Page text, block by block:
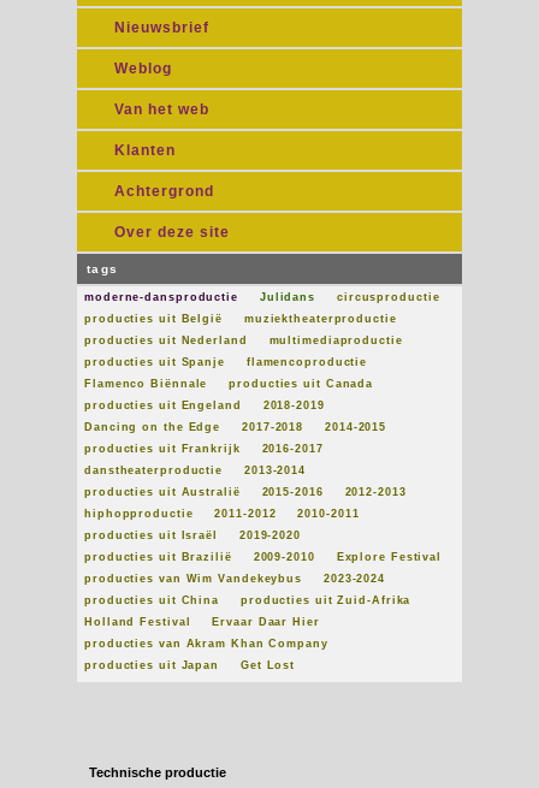
Nieuwsbrief
Weblog
Van het web
Klanten
Achtergrond
Over deze site
tags
moderne-dansproductie Julidans
circusproductie
producties uit België
muziektheaterproductie
producties uit Nederland
multimediaproductie
producties uit Spanje
flamencoproductie
Flamenco Biënnale
producties uit Canada
producties uit Engeland
2018-2019
Dancing on the Edge
2017-2018
2014-2015
producties uit Frankrijk
2016-2017
danstheaterproductie
2013-2014
producties uit Australië
2015-2016
2012-2013
hiphopproductie
2011-2012
2010-2011
producties uit Israël
2019-2020
producties uit Brazilië
2009-2010
Explore Festival
producties van Wim Vandekeybus
2023-2024
producties uit China
producties uit Zuid-Afrika
Holland Festival
Ervaar Daar Hier
producties van Akram Khan Company
producties uit Japan
Get Lost
Technische productie